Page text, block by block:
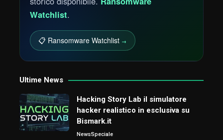
Watchlist.
📋 Ransomware Watchlist →
Ultime News
Hacking Story Lab il simulatore
hacker realistico in esclusiva su
Bismark.it
NewsSpeciale